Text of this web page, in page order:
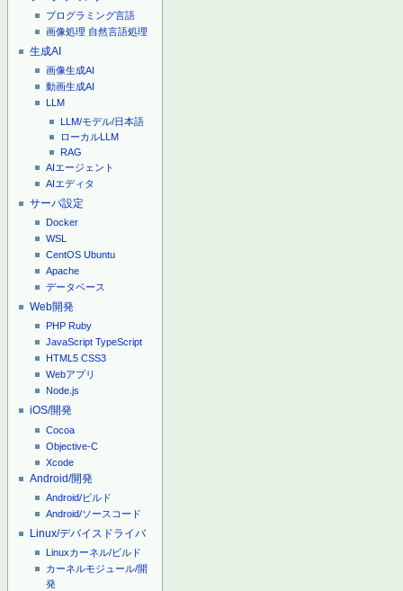
プログラミング言語
画像処理 自然言語処理
生成AI
画像生成AI
動画生成AI
LLM
LLM/モデル/日本語
ローカルLLM
RAG
AIエージェント
AIエディタ
サーバ設定
Docker
WSL
CentOS Ubuntu
Apache
データベース
Web開発
PHP Ruby
JavaScript TypeScript
HTML5 CSS3
Webアプリ
Node.js
iOS/開発
Cocoa
Objective-C
Xcode
Android/開発
Android/ビルド
Android/ソースコード
Linux/デバイスドライバ
Linuxカーネル/ビルド
カーネルモジュール/開
発